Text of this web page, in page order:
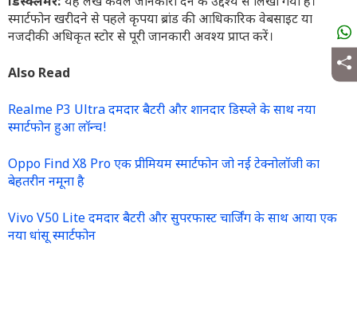
स्मार्टफोन खरीदने से पहले कृपया ब्रांड की आधिकारिक वेबसाइट या
नजदीकी अधिकृत स्टोर से पूरी जानकारी अवश्य प्राप्त करें।
Also Read
Realme P3 Ultra दमदार बैटरी और शानदार डिस्प्ले के साथ नया
स्मार्टफोन हुआ लॉन्च!
Oppo Find X8 Pro एक प्रीमियम स्मार्टफोन जो नई टेक्नोलॉजी का
बेहतरीन नमूना है
Vivo V50 Lite दमदार बैटरी और सुपरफास्ट चार्जिंग के साथ आया एक
नया धांसू स्मार्टफोन